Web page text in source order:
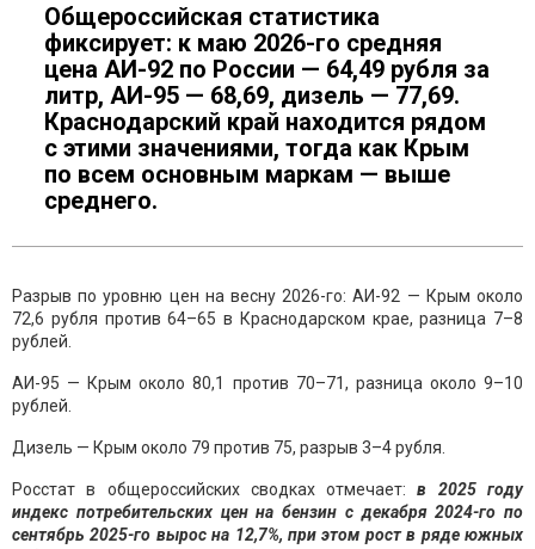
Общероссийская статистика
фиксирует: к маю 2026-го средняя
цена АИ-92 по России — 64,49 рубля за
литр, АИ-95 — 68,69, дизель — 77,69.
Краснодарский край находится рядом
с этими значениями, тогда как Крым
по всем основным маркам — выше
среднего.
Разрыв по уровню цен на весну 2026-го: АИ-92 — Крым около
72,6 рубля против 64–65 в Краснодарском крае, разница 7–8
рублей.
АИ-95 — Крым около 80,1 против 70–71, разница около 9–10
рублей.
Дизель — Крым около 79 против 75, разрыв 3–4 рубля.
Росстат в общероссийских сводках отмечает:в 2025 году
индекс потребительских цен на бензин с декабря 2024-го по
сентябрь 2025-го вырос на 12,7%, при этом рост в ряде южных